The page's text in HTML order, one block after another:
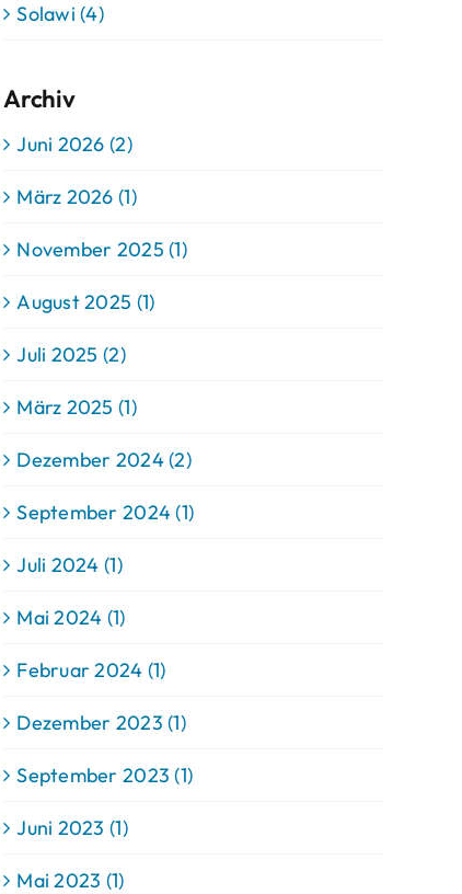
Solawi (4)
Archiv
Juni 2026 (2)
März 2026 (1)
November 2025 (1)
August 2025 (1)
Juli 2025 (2)
März 2025 (1)
Dezember 2024 (2)
September 2024 (1)
Juli 2024 (1)
Mai 2024 (1)
Februar 2024 (1)
Dezember 2023 (1)
September 2023 (1)
Juni 2023 (1)
Mai 2023 (1)